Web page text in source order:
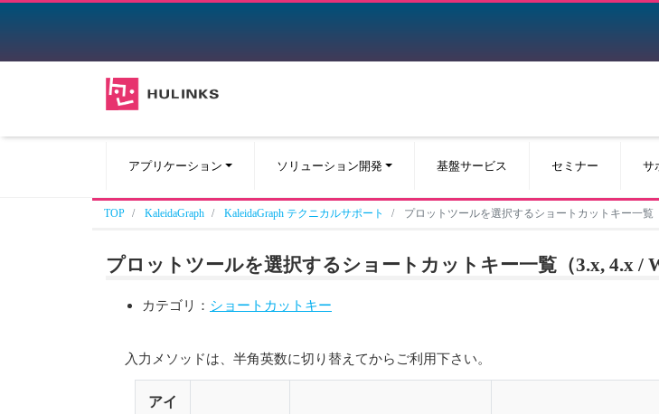
アプリケーション ソリューション開発 基盤サービス セミナー サ
TOP KaleidaGraph KaleidaGraph テクニカルサポート プロットツールを選択するショートカットキー一覧
プロットツールを選択するショートカットキー一覧（3.x, 4.x /
カテゴリ： ショートカットキー
入力メソッドは、半角英数に切り替えてからご利用下さい。
アイ